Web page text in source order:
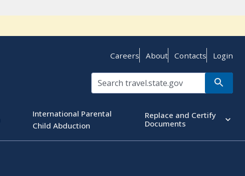
Careers About Contacts Login
International Parental
Child Abduction
Replace and Certify
Documents